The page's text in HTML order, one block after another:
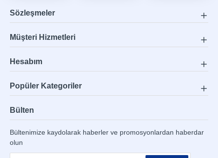
Sözleşmeler
Müşteri Hizmetleri
Hesabım
Popüler Kategoriler
Bülten
Bültenimize kaydolarak haberler ve promosyonlardan haberdar
olun